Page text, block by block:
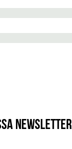
NEWSLETTER